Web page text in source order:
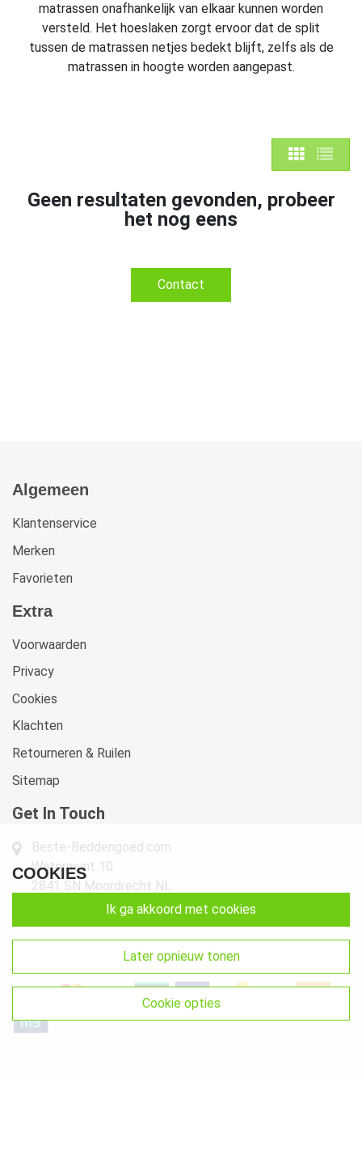
matrassen onafhankelijk van elkaar kunnen worden
versteld. Het hoeslaken zorgt ervoor dat de split
tussen de matrassen netjes bedekt blijft, zelfs als de
matrassen in hoogte worden aangepast.
Geen resultaten gevonden, probeer
het nog eens
Contact
Algemeen
Klantenservice
Merken
Favorieten
Extra
Voorwaarden
Privacy
Cookies
Klachten
Retourneren & Ruilen
Sitemap
Get In Touch
Beste-Beddengoed.com
Watermunt 10
2841 SN Moordrecht NL
info@beste-beddengoed.com
COOKIES
ik ga akkoord met cookies
later opnieuw tonen
cookie opties